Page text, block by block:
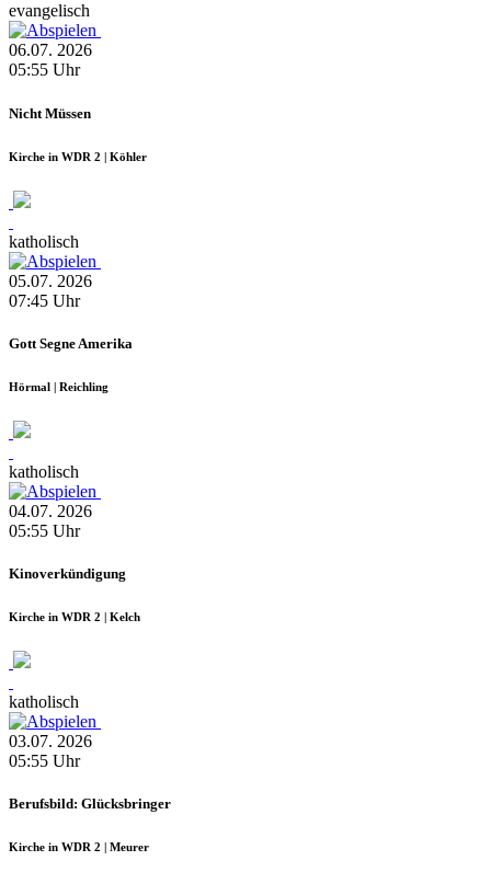
evangelisch
06.07. 2026
05:55 Uhr
Nicht Müssen
Kirche in WDR 2 | Köhler
katholisch
05.07. 2026
07:45 Uhr
Gott Segne Amerika
Hörmal | Reichling
katholisch
04.07. 2026
05:55 Uhr
Kinoverkündigung
Kirche in WDR 2 | Kelch
katholisch
03.07. 2026
05:55 Uhr
Berufsbild: Glücksbringer
Kirche in WDR 2 | Meurer